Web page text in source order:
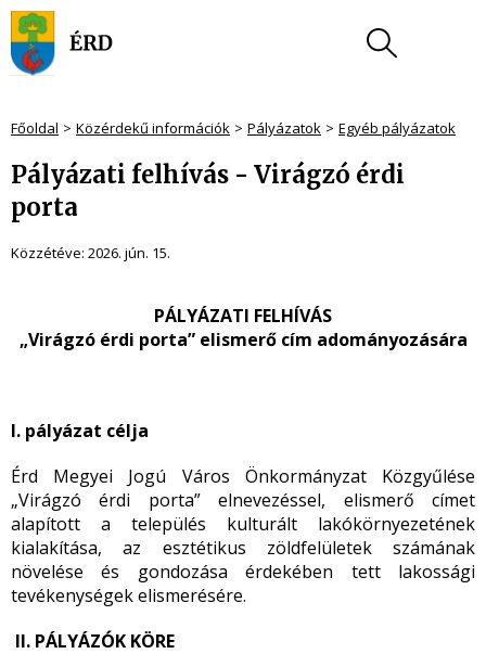
Főoldal Közérdekű információk Pályázatok Egyéb pályázatok
Pályázati felhívás - Virágzó érdi
porta
Közzétéve: 2026. jún. 15.
PÁLYÁZATI FELHÍVÁS
„Virágzó érdi porta” elismerő cím adományozására
I. pályázat célja
Érd Megyei Jogú Város Önkormányzat Közgyűlése
„Virágzó érdi porta” elnevezéssel, elismerő címet
alapított a település kulturált lakókörnyezetének
kialakítása, az esztétikus zöldfelületek számának
növelése és gondozása érdekében tett lakossági
tevékenységek elismerésére.
II. PÁLYÁZÓK KÖRE